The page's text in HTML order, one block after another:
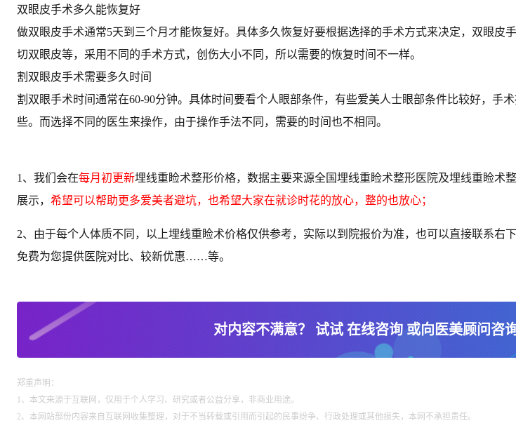
双眼皮手术多久能恢复好
做双眼皮手术通常5天到三个月才能恢复好。具体多久恢复好要根据选择的手术方式来决定，双眼皮
切双眼皮等，采用不同的手术方式，创伤大小不同，所以需要的恢复时间不一样。
割双眼皮手术需要多久时间
割双眼手术时间通常在60-90分钟。具体时间要看个人眼部条件，有些爱美人士眼部条件比较好，手
些。而选择不同的医生来操作，由于操作手法不同，需要的时间也不相同。
1、我们会在每月初更新埋线重睑术整形价格，数据主要来源全国埋线重睑术整形医院及埋线重睑术
展示， 希望可以帮助更多爱美者避坑，也希望大家在就诊时花的放心，整的也放心；
2、由于每个人体质不同，以上埋线重睑术价格仅供参考，实际以到院报价为准，也可以直接联系右
免费为您提供医院对比、较新优惠……等。
对内容不满意？ 试试 在线咨询 或向医美顾问咨
郑重声明：
1、本文来源于互联网，仅用于个人学习、研究或者公益分享，非商业用途。
2、本网站部份内容来自互联网收集整理，对于不当转载或引用而引起的民事纷争、行政处理或其他损失，本网不承担责任。